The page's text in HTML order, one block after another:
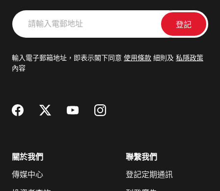
請
輸
郵
輸入電子郵箱地址，即表示閣下同意 使用條款 細則及 私隱政策
內容
關於我們
傳媒中心
聯繫我們
登記定期通訊